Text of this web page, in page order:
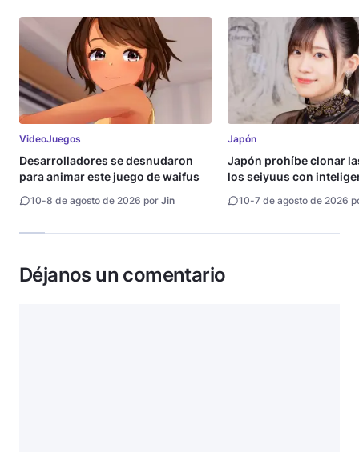
VideoJuegos
Desarrolladores se desnudaron
para animar este juego de waifus
10-8 de agosto de 2026 por Jin
Japón
Japón prohíbe clonar
los seiyuus con
10-7 de agosto de 2026
Déjanos un comentario